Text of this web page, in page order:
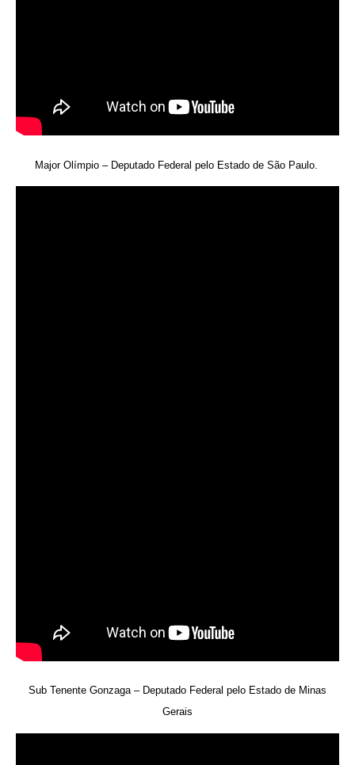
Major Olímpio – Deputado Federal pelo Estado de São Paulo.
Sub Tenente Gonzaga – Deputado Federal pelo Estado de Minas
Gerais